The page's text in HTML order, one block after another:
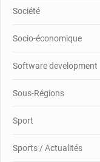
Société
Socio-économique
Software development
Sous-Régions
Sport
Sports / Actualités